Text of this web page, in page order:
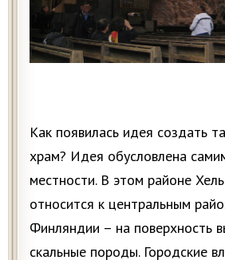
Как появилась идея создать
храм? Идея обусловлена
местности. В этом районе
относится к центральным
Финляндии – на поверхность
скальные породы. Городские